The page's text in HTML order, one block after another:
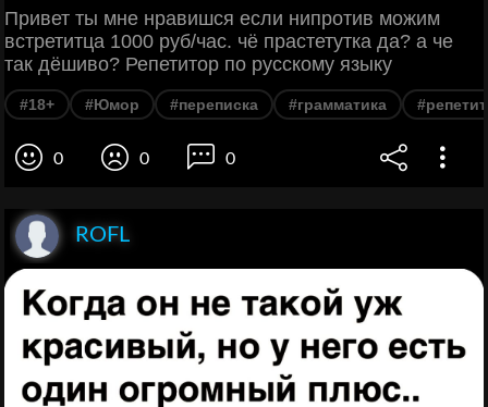
Привет ты мне нравишся если нипротив можим
встретитца 1000 руб/час. чё прастетутка да? а че
так дёшиво? Репетитор по русскому языку
#18+ #Юмор #переписка #грамматика
0 0 0
ROFL